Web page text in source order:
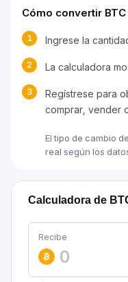
Cómo convertir BTC
1 Ingrese la
2 La calculadora
3
Regístrese para
comprar, vender
El tipo de cambio
real según los
Calculadora de
Recibe